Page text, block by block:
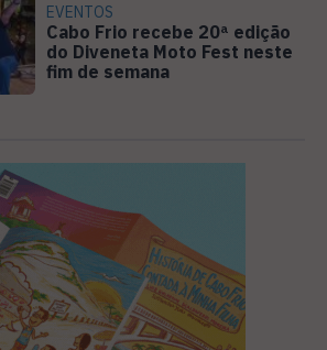
EVENTOS
Cabo Frio recebe 20ª edição
do Diveneta Moto Fest neste
fim de semana